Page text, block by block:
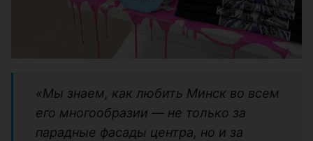
«Мы знаем, как любить Минск во всем
его многообразии — не только за
парадные фасады центра, но и за